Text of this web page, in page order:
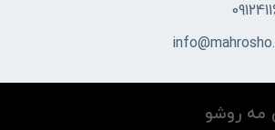
مه‌ رو‌شو